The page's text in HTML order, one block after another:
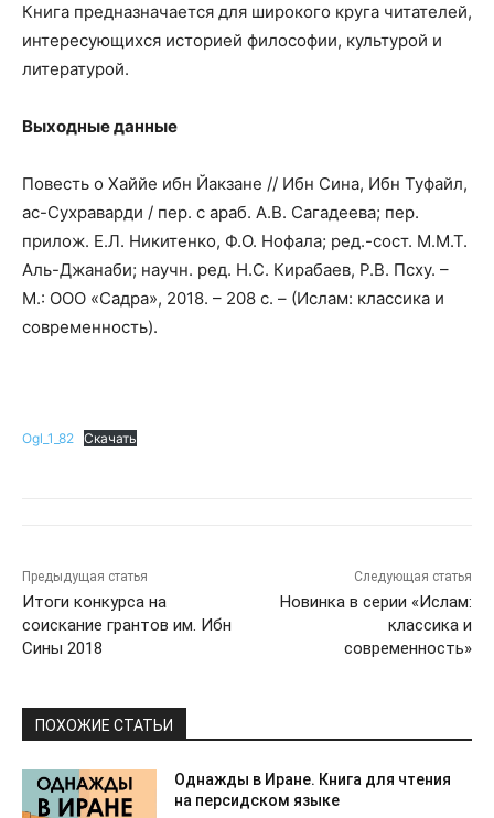
Книга предназначается для широкого круга читателей,
интересующихся историей философии, культурой и
литературой.
Выходные данные
Повесть о Хаййе ибн Йакзане // Ибн Сина, Ибн Туфайл,
ас-Сухраварди / пер. с араб. А.В. Сагадеева; пер.
прилож. Е.Л. Никитенко, Ф.О. Нофала; ред.-сост. М.М.Т.
Аль-Джанаби; научн. ред. Н.С. Кирабаев, Р.В. Псху. –
М.: ООО «Садра», 2018. – 208 с. – (Ислам: классика и
современность).
Ogl_1_82 Скачать
Предыдущая статья
Итоги конкурса на
соискание грантов им. Ибн
Сины 2018
Следующая статья
Новинка в серии «Ислам:
классика и
современность»
ПОХОЖИЕ СТАТЬИ
Однажды в Иране. Книга для чтения
на персидском языке